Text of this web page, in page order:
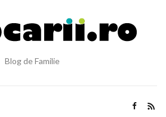
Blog de Familie